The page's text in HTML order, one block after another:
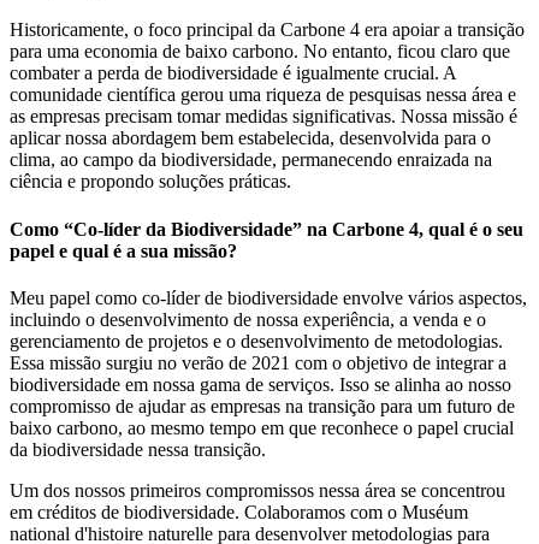
Historicamente, o foco principal da Carbone 4 era apoiar a transição
para uma economia de baixo carbono. No entanto, ficou claro que
combater a perda de biodiversidade é igualmente crucial. A
comunidade científica gerou uma riqueza de pesquisas nessa área e
as empresas precisam tomar medidas significativas. Nossa missão é
aplicar nossa abordagem bem estabelecida, desenvolvida para o
clima, ao campo da biodiversidade, permanecendo enraizada na
ciência e propondo soluções práticas.
Como “Co-líder da Biodiversidade” na Carbone 4, qual é o seu
papel e qual é a sua missão?
Meu papel como co-líder de biodiversidade envolve vários aspectos,
incluindo o desenvolvimento de nossa experiência, a venda e o
gerenciamento de projetos e o desenvolvimento de metodologias.
Essa missão surgiu no verão de 2021 com o objetivo de integrar a
biodiversidade em nossa gama de serviços. Isso se alinha ao nosso
compromisso de ajudar as empresas na transição para um futuro de
baixo carbono, ao mesmo tempo em que reconhece o papel crucial
da biodiversidade nessa transição.
Um dos nossos primeiros compromissos nessa área se concentrou
em créditos de biodiversidade. Colaboramos com o Muséum
national d'histoire naturelle para desenvolver metodologias para